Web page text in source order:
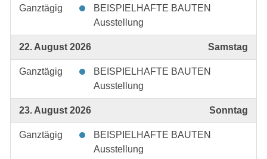
Ganztägig
BEISPIELHAFTE BAUTEN
Ausstellung
22. August 2026 Samstag
Ganztägig
BEISPIELHAFTE BAUTEN
Ausstellung
23. August 2026 Sonntag
Ganztägig
BEISPIELHAFTE BAUTEN
Ausstellung